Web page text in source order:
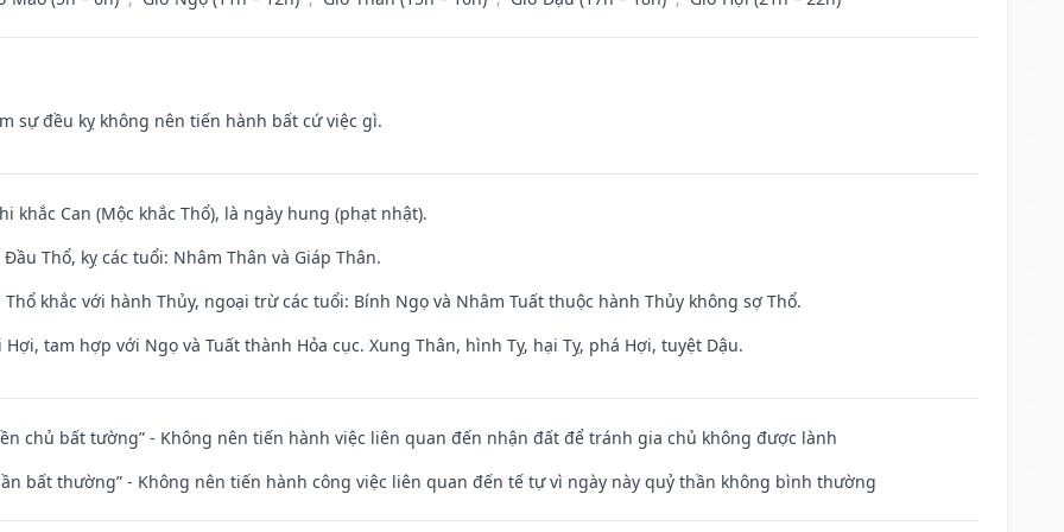
sự đều kỵ không nên tiến hành bất cứ việc gì.
khắc Can (Mộc khắc Thổ), là ngày hung (phạt nhật).
Thổ, kỵ các tuổi: Nhâm Thân và Giáp Thân.
khắc với hành Thủy, ngoại trừ các tuổi: Bính Ngọ và Nhâm Tuất thuộc hành Thủy không sợ Thổ.
tam hợp với Ngọ và Tuất thành Hỏa cục. Xung Thân, hình Tỵ, hại Tỵ, phá Hợi, tuyệt Dậu.
chủ bất tường” - Không nên tiến hành việc liên quan đến nhận đất để tránh gia chủ không được lành
bất thường” - Không nên tiến hành công việc liên quan đến tế tự vì ngày này quỷ thần không bình thường